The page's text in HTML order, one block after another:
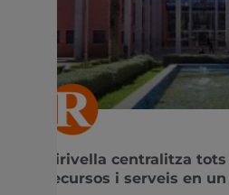
Xirivella centralitza
recursos i serveis en un